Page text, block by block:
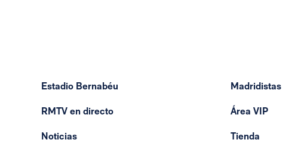
Estadio Bernabéu
RMTV en directo
Noticias
Madridistas
Área VIP
Tienda